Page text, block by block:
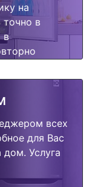
на
точно в
в
всех
для Вас
Услуга